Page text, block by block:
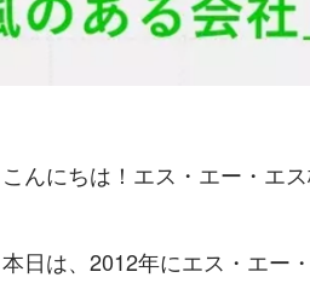
こんにちは！エス・エー・エ
本日は、2012年にエス・エー